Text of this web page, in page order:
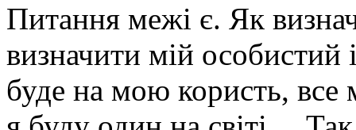
Питання межі є. Як
визначити мій
буде на мою користь, все